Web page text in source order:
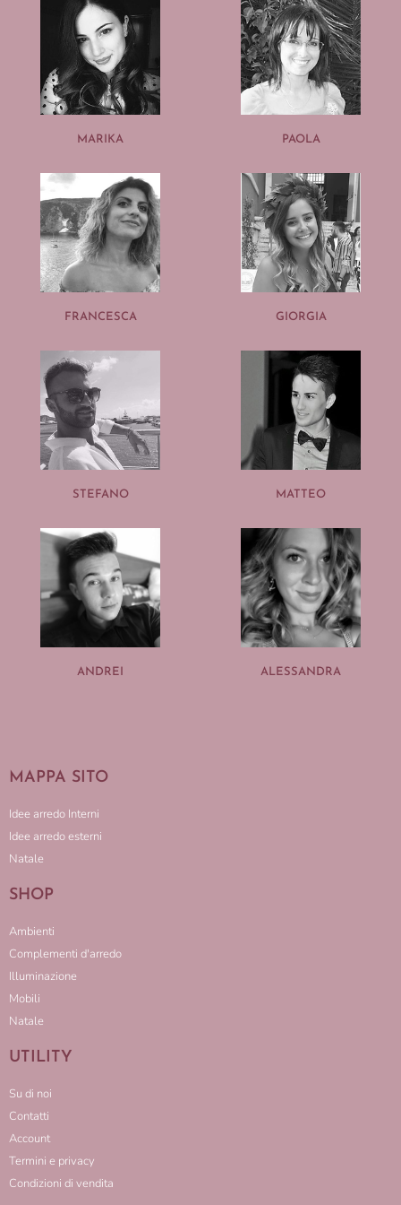
MARIKA PAOLA
FRANCESCA GIORGIA
STEFANO MATTEO
ANDREI ALESSANDRA
MAPPA SITO
Idee arredo Interni
Idee arredo esterni
Natale
SHOP
Ambienti
Complementi d'arredo
Illuminazione
Mobili
Natale
UTILITY
Su di noi
Contatti
Account
Termini e privacy
Condizioni di vendita